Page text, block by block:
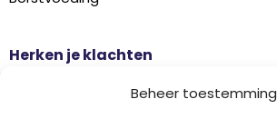
Beheer toestemming
Herken je klachten